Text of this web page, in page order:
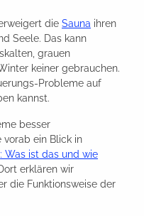
die Sauna ihren
Seele. Das kann
grauen
keiner gebrauchen.
Probleme auf
kannst.
besser
vorab ein Blick in
Was ist das und wie
erklären wir
die Funktionsweise der